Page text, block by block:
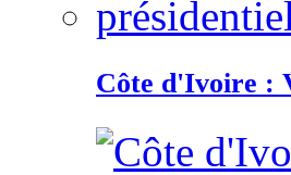
Côte d'Ivoire :